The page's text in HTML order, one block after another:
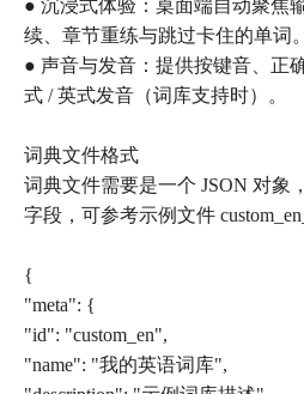
● 沉浸式体验：桌面端自动聚焦
续、章节重练与跳过卡住的单词。
● 声音与发音：提供按键音、正
式 / 英式发音（词库支持时）。
词典文件格式
词典文件需要是一个 JSON 对象
字段，可参考示例文件
{
"meta": {
"id": "custom_en",
"name": "我的英语词库",